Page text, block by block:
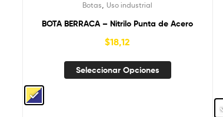
Botas ,Uso industrial
BOTA BERRACA – Nitrilo Punta de Acero
$18,12
Seleccionar Opciones